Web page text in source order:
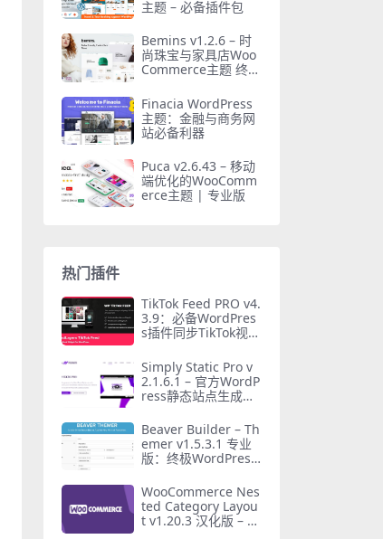
主题 – 必备插件包
Bemins v1.2.6 – 时
尚珠宝与家具店Woo
Commerce主题 终极
Finacia WordPress
主题：金融与商务网
站必备利器
Puca v2.6.43 – 移动
端优化的WooComm
erce主题 | 专业版
热门插件
TikTok Feed PRO v4.
3.9：必备WordPres
s插件同步TikTok视频
Simply Static Pro v
2.1.6.1 – 官方WordP
ress静态站点生成器
Beaver Builder – Th
emer v1.5.3.1 专业
版：终极WordPress
WooCommerce Nes
ted Category Layou
t v1.20.3 汉化版 – 按